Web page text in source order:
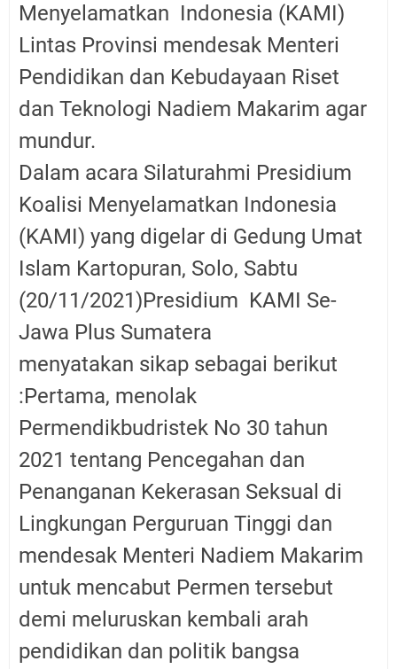
Menyelamatkan Indonesia (KAMI)
Lintas Provinsi mendesak Menteri
Pendidikan dan Kebudayaan Riset
dan Teknologi Nadiem Makarim agar
mundur.
Dalam acara Silaturahmi Presidium
Koalisi Menyelamatkan Indonesia
(KAMI) yang digelar di Gedung Umat
Islam Kartopuran, Solo, Sabtu
(20/11/2021)Presidium KAMI Se-
Jawa Plus Sumatera
menyatakan sikap sebagai berikut
:Pertama, menolak
Permendikbudristek No 30 tahun
2021 tentang Pencegahan dan
Penanganan Kekerasan Seksual di
Lingkungan Perguruan Tinggi dan
mendesak Menteri Nadiem Makarim
untuk mencabut Permen tersebut
demi meluruskan kembali arah
pendidikan dan politik bangsa